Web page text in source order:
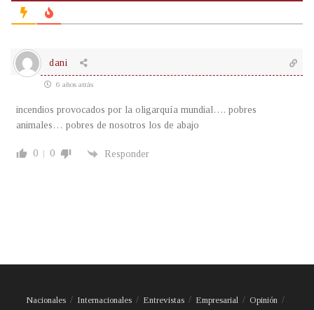
dani
6 años atrás
incendios provocados por la oligarquía mundial…. pobres
animales… pobres de nosotros los de abajo
0 0 Responder
Nacionales Internacionales Entrevistas Empresarial Opinión